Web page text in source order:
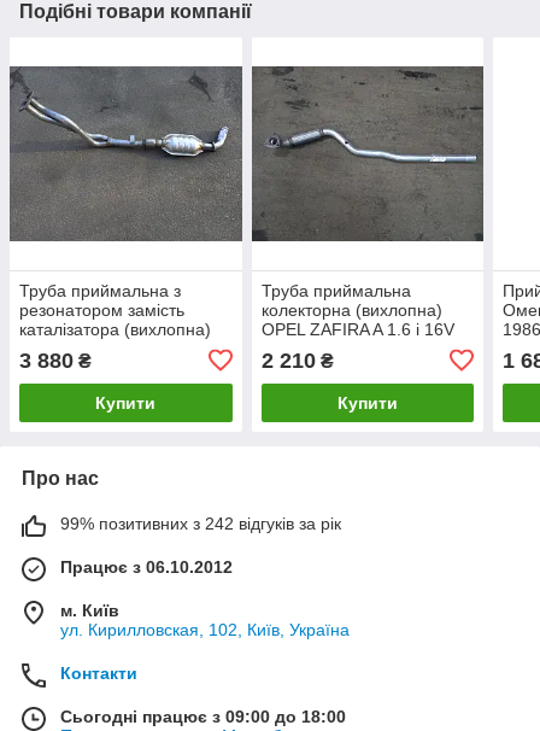
Подібні товари компанії
Труба приймальна з
резонатором замість
каталізатора (вихлопна)
(1998см3) (Опель Омега
Б) седан
3 880 ₴
Купити
Труба приймальна
колекторна (вихлопна)
OPEL ZAFIRA A 1.6 i 16V
(1598см3) 00-05гг (Опель
Зафіра) Z1.6XE
2 210₴
Купити
1
Про нас
99% позитивних з 242 відгуків за рік
Працює з 06.10.2012
м. Київ
ул. Кирилловская, 102, Київ, Україна
Контакти
Сьогодні працює з 09:00 до 18:00